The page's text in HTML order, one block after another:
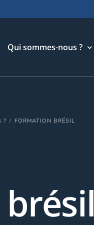
Qui sommes-nous ?
Notre métier
? FORMATION BRÉSIL